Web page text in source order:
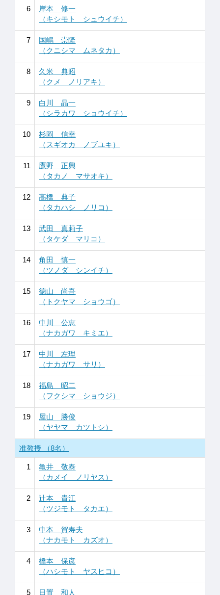
6
岸本 修一
（キシモト シュウイチ）
7
国嶋 崇隆
（クニシマ ムネタカ）
8
久米 典昭
（クメ ノリアキ）
9
白川 晶一
（シラカワ ショウイチ）
10
杉岡 信幸
（スギオカ ノブユキ）
11
鷹野 正興
（タカノ マサオキ）
12
高橋 典子
（タカハシ ノリコ）
13
武田 真莉子
（タケダ マリコ）
14
角田 慎一
（ツノダ シンイチ）
15
徳山 尚吾
（トクヤマ ショウゴ）
16
中川 公恵
（ナカガワ キミエ）
17
中川 左理
（ナカガワ サリ）
18
福島 昭二
（フクシマ ショウジ）
19
屋山 勝俊
（ヤヤマ カツトシ）
准教授 （8名）
1
亀井 敬泰
（カメイ ノリヤス）
2
辻本 貴江
（ツジモト タカエ）
3
中本 賀寿夫
（ナカモト カズオ）
4
橋本 保彦
（ハシモト ヤスヒコ）
5 日置 和人